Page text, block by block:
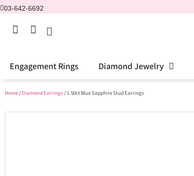
03-642-6692
Engagement Rings Diamond Jewelry
Home/ Diamond Earrings/ 1.50ct Blue Sapphire Stud Earrings